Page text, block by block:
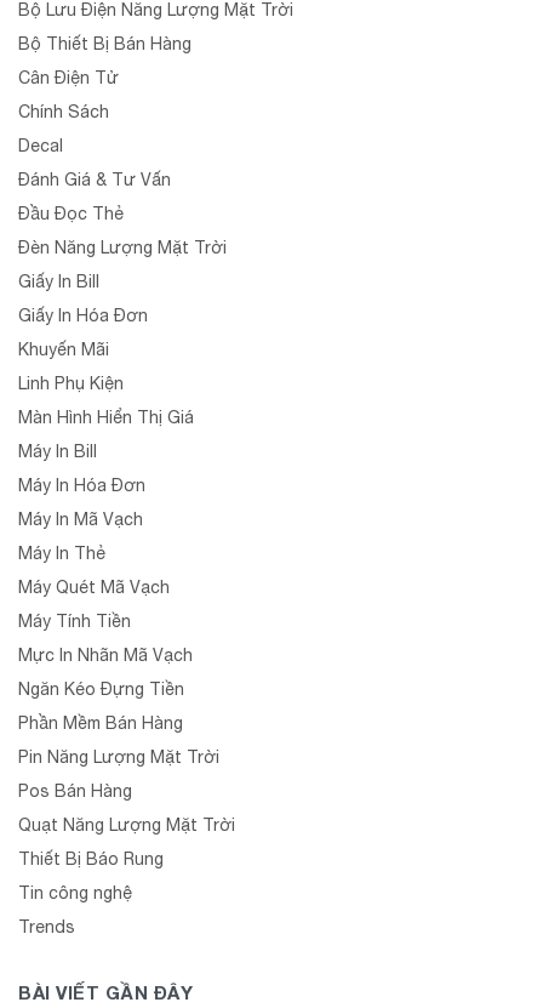
Bộ Lưu Điện Năng Lượng Mặt Trời
Bộ Thiết Bị Bán Hàng
Cân Điện Tử
Chính Sách
Decal
Đánh Giá & Tư Vấn
Đầu Đọc Thẻ
Đèn Năng Lượng Mặt Trời
Giấy In Bill
Giấy In Hóa Đơn
Khuyến Mãi
Linh Phụ Kiện
Màn Hình Hiển Thị Giá
Máy In Bill
Máy In Hóa Đơn
Máy In Mã Vạch
Máy In Thẻ
Máy Quét Mã Vạch
Máy Tính Tiền
Mực In Nhãn Mã Vạch
Ngăn Kéo Đựng Tiền
Phần Mềm Bán Hàng
Pin Năng Lượng Mặt Trời
Pos Bán Hàng
Quạt Năng Lượng Mặt Trời
Thiết Bị Báo Rung
Tin công nghệ
Trends
BÀI VIẾT GẦN ĐÂY